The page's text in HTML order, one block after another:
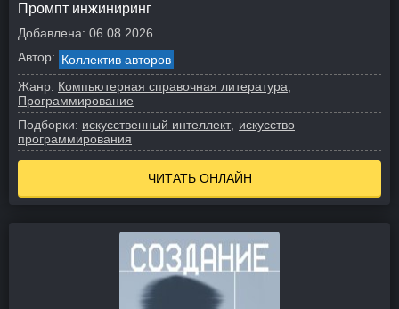
Промпт инжиниринг
Добавлена: 06.08.2026
Автор: Коллектив авторов
Жанр: Компьютерная справочная литература
Программирование
Подборки: искусственный интеллект
искусство
программирования
ЧИТАТЬ ОНЛАЙН